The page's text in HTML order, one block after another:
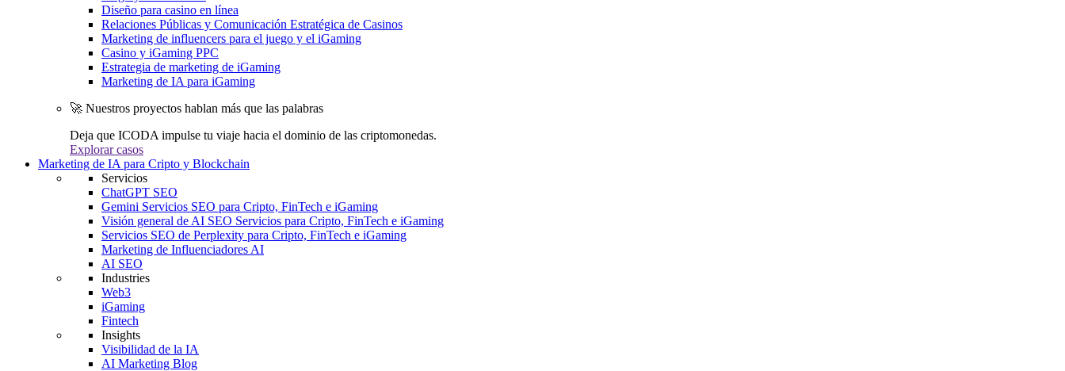
Diseño para casino en línea
Relaciones Públicas y Comunicación Estratégica de Casinos
Marketing de influencers para el juego y el iGaming
Casino y iGaming PPC
Estrategia de marketing de iGaming
Marketing de IA para iGaming
🚀 Nuestros proyectos hablan más que las palabras
Deja que ICODA impulse tu viaje hacia el dominio de las criptomonedas.
Explorar casos
Marketing de IA para Cripto y Blockchain
Servicios
ChatGPT SEO
Gemini Servicios SEO para Cripto, FinTech e iGaming
Visión general de AI SEO Servicios para Cripto, FinTech e iGaming
Servicios SEO de Perplexity para Cripto, FinTech e iGaming
Marketing de Influenciadores AI
AI SEO
Industries
Web3
iGaming
Fintech
Insights
Visibilidad de la IA
AI Marketing Blog